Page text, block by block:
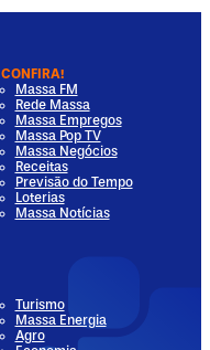
CONFIRA!
Massa FM
Rede Massa
Massa Empregos
Massa Pop TV
Massa Negócios
Receitas
Previsão do Tempo
Loterias
Massa Notícias
Turismo
Massa Energia
Agro